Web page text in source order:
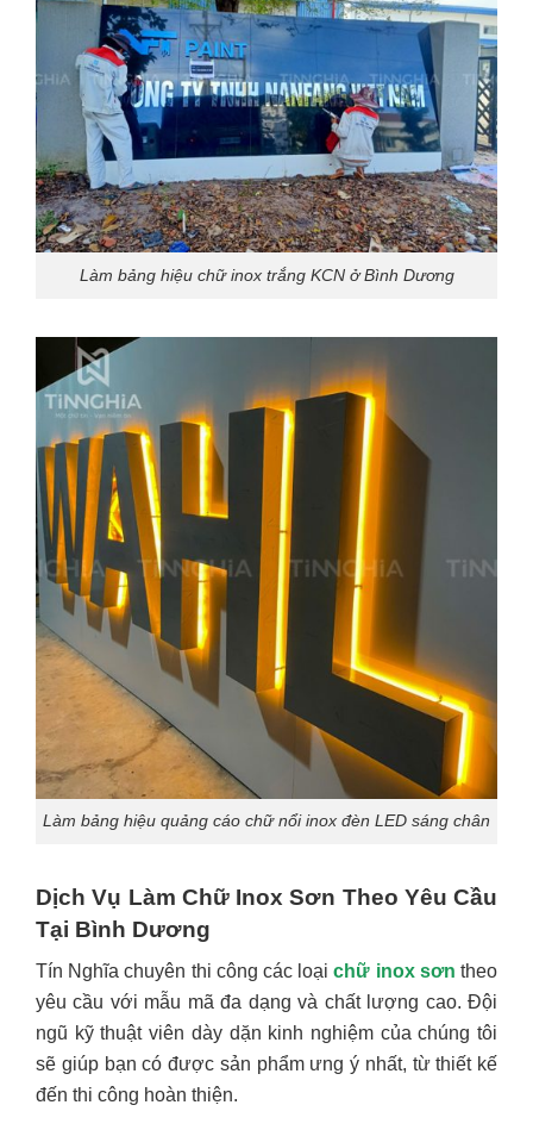
Làm bảng hiệu chữ inox trắng KCN ở Bình Dương
Làm bảng hiệu quảng cáo chữ nổi inox đèn LED sáng chân
Dịch Vụ Làm Chữ Inox Sơn Theo Yêu Cầu
Tại Bình Dương
Tín Nghĩa chuyên thi công các loạichữ inox sơn theo
yêu cầu với mẫu mã đa dạng và chất lượng cao. Đội
ngũ kỹ thuật viên dày dặn kinh nghiệm của chúng tôi
sẽ giúp bạn có được sản phẩm ưng ý nhất, từ thiết kế
đến thi công hoàn thiện.